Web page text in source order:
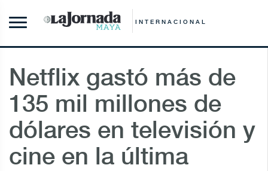
INTERNACIONAL
Netflix gastó más de
135 mil millones de
dólares en televisión y
cine en la última